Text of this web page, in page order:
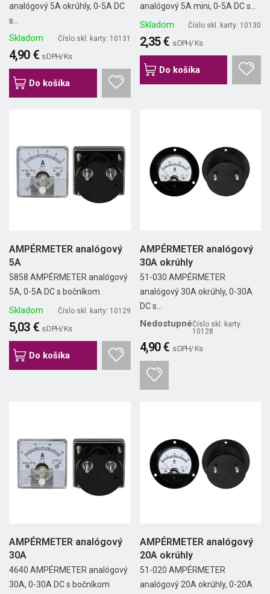
analógový 5A okrúhly, 0-5A DC
s...
Skladom Číslo skl. karty: 10131
4,90 € s DPH/ Ks
Do košíka
analógový 5A mini, 0-5A DC s...
Skladom Číslo skl. karty: 10130
2,35 € s DPH/ Ks
Do košíka
AMPÉRMETER analógový
5A
5858 AMPÉRMETER analógový
5A, 0-5A DC s bočníkom
Skladom Číslo skl. karty: 10129
5,03 € s DPH/ Ks
Do košíka
AMPÉRMETER analógový
30A okrúhly
51-030 AMPÉRMETER
analógový 30A okrúhly, 0-30A
DC s...
NedostupnéČíslo skl. karty:
10128
4,90 € s DPH/ Ks
AMPÉRMETER analógový
30A
4640 AMPÉRMETER analógový
30A, 0-30A DC s bočníkom
AMPÉRMETER analógový
20A okrúhly
51-020 AMPÉRMETER
analógový 20A okrúhly, 0-20A